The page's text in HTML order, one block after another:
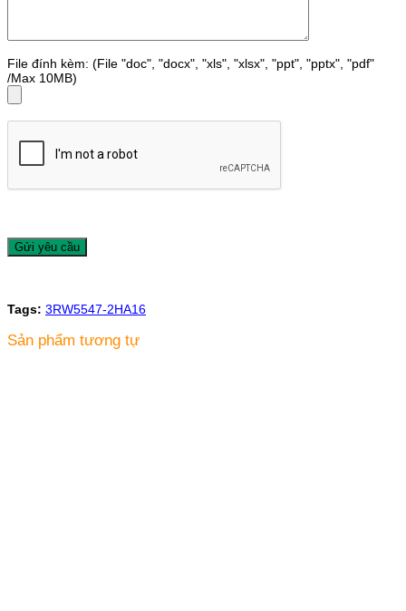
File đính kèm: (File "doc", "docx", "xls", "xlsx", "ppt", "pptx", "pdf"
/Max 10MB)
Tags: 3RW5547-2HA16
Sản phẩm tương tự